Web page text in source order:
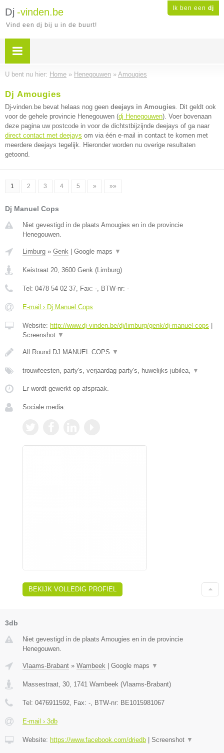
Ik ben een dj
Dj -vinden.be
Vind een dj bij u in de buurt!
U bent nu hier: Home » Henegouwen » Amougies
Dj Amougies
Dj-vinden.be bevat helaas nog geen deejays in Amougies. Dit geldt ook
voor de gehele provincie Henegouwen (dj Henegouwen). Voer bovenaan
deze pagina uw postcode in voor de dichtstbijzijnde deejays of ga naar
direct contact met deejays om via één e-mail in contact te komen met
meerdere deejays tegelijk. Hieronder worden nu overige resultaten
getoond.
1 2 3 4 5 » »»
Dj Manuel Cops
Niet gevestigd in de plaats Amougies en in de provincie
Henegouwen.
Limburg » Genk Google maps ▼
Keistraat 20, 3600 Genk (Limburg)
Tel: 0478 54 02 37, Fax: -, BTW-nr: -
E-mail › Dj Manuel Cops
Website: http://www.dj-vinden.be/dj/limburg/genk/dj-manuel-cops
Screenshot ▼
All Round DJ MANUEL COPS ▼
trouwfeesten, party's, verjaardag party's, huwelijks jubilea, ▼
Er wordt gewerkt op afspraak.
Sociale media:
BEKIJK VOLLEDIG PROFIEL
3db
Niet gevestigd in de plaats Amougies en in de provincie
Henegouwen.
Vlaams-Brabant » Wambeek Google maps ▼
Massestraat, 30 1741 Wambeek (Vlaams-Brabant)
Tel: 0476911592 , Fax: - , BTW-nr: BE1015981067
E-mail › 3db
Website: https://www.facebook.com/driedb Screenshot ▼